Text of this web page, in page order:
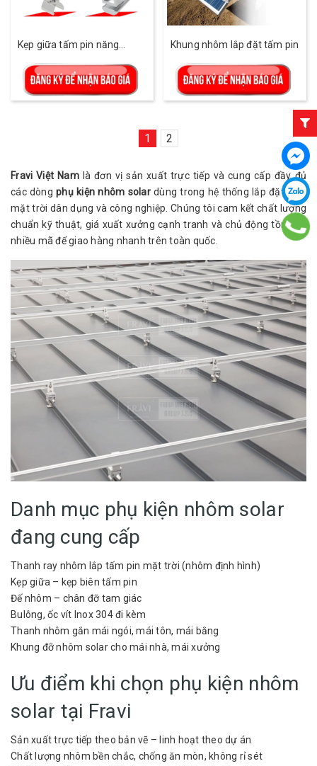
Kẹp giữa tấm pin năng
lượng mặt trời
Khung nhôm lắp đặt tấm pin
1 2
Fravi Việt Namlà đơn vị sản xuất trực tiếp và cung cấp đầy đủ
các dòngphụ kiện nhôm solardùng trong hệ thống lắp đặt điện
mặt trời dân dụng và công nghiệp. Chúng tôi cam kết chất lượng
chuẩn kỹ thuật, giá xuất xưởng cạnh tranh và chủ động tồn kho
nhiều mã để giao hàng nhanh trên toàn quốc.
Danh mục phụ kiện nhôm solar
đang cung cấp
Thanh ray nhôm lắp tấm pin mặt trời (nhôm định hình)
Kẹp giữa – kẹp biên tấm pin
Đế nhôm – chân đỡ tam giác
Bulông, ốc vít Inox 304 đi kèm
Thanh nhôm gắn mái ngói, mái tôn, mái bằng
Khung đỡ nhôm solar cho mái nhà, mái xưởng
Ưu điểm khi chọn phụ kiện nhôm
solar tại Fravi
Sản xuất trực tiếp theo bản vẽ – linh hoạt theo dự án
Chất lượng nhôm bền chắc, chống ăn mòn, không rỉ sét